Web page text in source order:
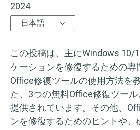
2024
日本語
この投稿は、主にWindows 10/
ケーションを修復するための
Office修復ツールの使用方法を
た、3つの無料Office修復ツー
提供されています。その他、
ンを修復するためのヒントや、